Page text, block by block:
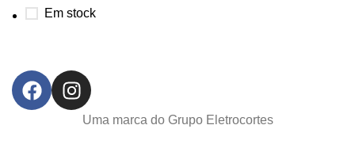
Em stock
Uma marca do Grupo Eletrocortes